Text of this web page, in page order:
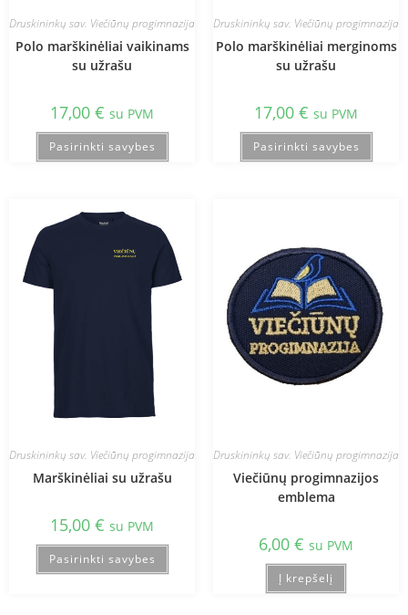
Druskininkų sav. Viečiūnų progimnazija
Polo marškinėliai vaikinams
su užrašu
17,00 € su PVM
Pasirinkti savybes
Druskininkų sav. Viečiūnų progimnazija
Polo marškinėliai merginoms
su užrašu
17,00 € su PVM
Pasirinkti savybes
Druskininkų sav. Viečiūnų progimnazija
Marškinėliai su užrašu
15,00 € su PVM
Pasirinkti savybes
Druskininkų sav. Viečiūnų progimnazija
Viečiūnų progimnazijos
emblema
6,00 € su PVM
Į krepšelį